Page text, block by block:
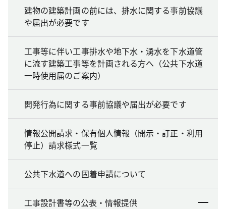
建物の建築計画の前には、排水に関する事前協議
や届出が必要です
工事等に伴い工事排水や地下水・湧水を下水道管
に流す建築工事等を計画される方へ（公共下水道
一時使用届のご案内）
開発行為に関する事前協議や届出が必要です
情報公開請求・保有個人情報（開示・訂正・利用
停止）請求様式一覧
公共下水道への固着申請について
工事設計書等の公表・情報提供